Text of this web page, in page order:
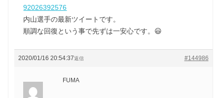
92026392576
内山選手の最新ツイートです。
順調な回復という事で先ずは一安心です。😃
2020/01/16 20:54:37 #144986
返信
FUMA